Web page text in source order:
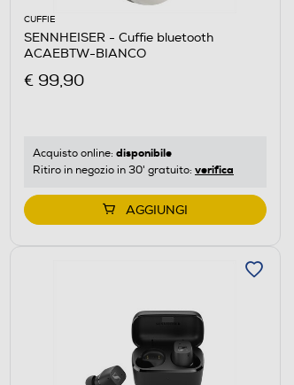
CUFFIE
SENNHEISER - Cuffie bluetooth
ACAEBTW-BIANCO
€ 99,90
Acquisto online: disponibile
Ritiro in negozio in 30' gratuito: verifica
AGGIUNGI